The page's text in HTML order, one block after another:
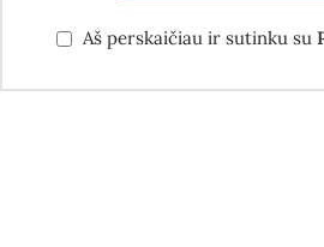
Aš perskaičiau ir sutinku su